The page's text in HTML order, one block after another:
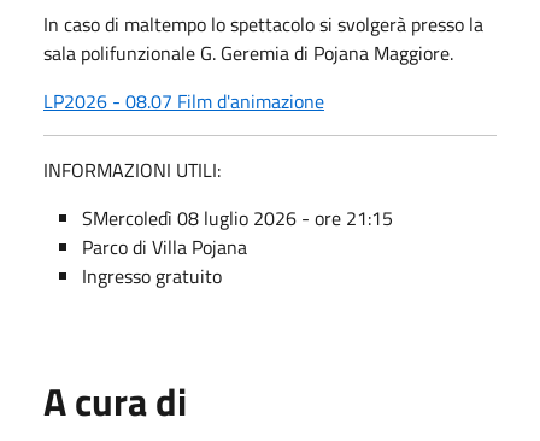
In caso di maltempo lo spettacolo si svolgerà presso la
sala polifunzionale G. Geremia di Pojana Maggiore.
LP2026 - 08.07 Film d'animazione
INFORMAZIONI UTILI:
SMercoledì 08 luglio 2026 - ore 21:15
Parco di Villa Pojana
Ingresso gratuito
A cura di